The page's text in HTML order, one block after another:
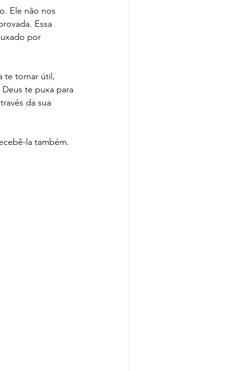
Ele não nos
Essa
por
te tornar útil,
te puxa para
da sua
la também.